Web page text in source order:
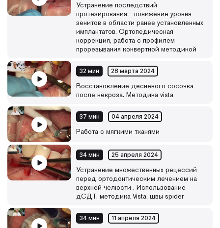
Устранение последствий
протезирования - понижение уровня
зенитов в области ранее установленных
имплантатов. Ортопедическая
коррекция, работа с профилем
прорезывания конвертной методикой
32 мин 28 марта 2024
Восстановление десневого сосочка
после некроза. Методика vista
37 мин 04 апреля 2024
Работа с мягкими тканями
34 мин 25 апреля 2024
Устранение множественных рецессий
перед ортодонтическим лечением на
верхней челюсти . Использование
дСДТ, методика Vista, швы spider
34 мин 11 апреля 2024